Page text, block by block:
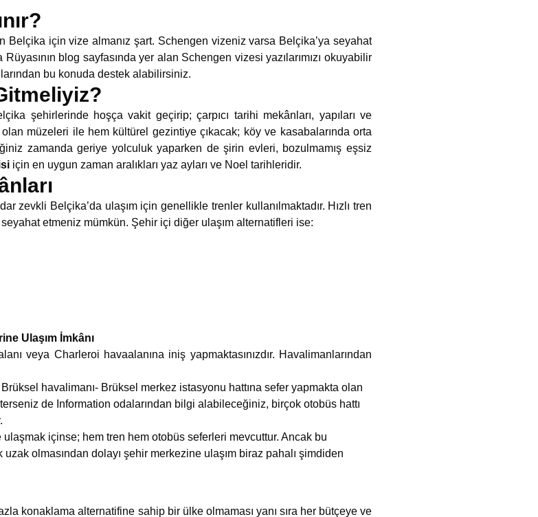
için vize almanız şart. Schengen vizeniz varsa Belçika’ya seyahat
blog sayfasında yer alan Schengen vizesi yazılarımızı okuyabilir
bu konuda destek alabilirsiniz.
şehirlerinde hoşça vakit geçirip; çarpıcı tarihi mekânları, yapıları ve
müzeleri ile hem kültürel gezintiye çıkacak; köy ve kasabalarında orta
zamanda geriye yolculuk yaparken de şirin evleri, bozulmamış eşsiz
için en uygun zaman aralıkları yaz ayları ve Noel tarihleridir.
zevkli Belçika’da ulaşım için genellikle trenler kullanılmaktadır. Hızlı tren
etmeniz mümkün. Şehir içi diğer ulaşım alternatifleri ise:
Ulaşım İmkânı
veya Charleroi havaalanına iniş yapmaktasınızdır. Havalimanlarından
havalimanı- Brüksel merkez istasyonu hattına sefer yapmakta olan
de Information odalarından bilgi alabileceğiniz, birçok otobüs hattı
içinse; hem tren hem otobüs seferleri mevcuttur. Ancak bu
olmasından dolayı şehir merkezine ulaşım biraz pahalı şimdiden
konaklama alternatifine sahip bir ülke olmaması yanı sıra her bütçeye ve